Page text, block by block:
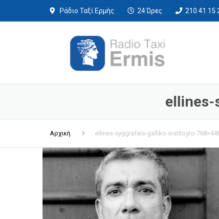
Ράδιο Ταξί Ερμής 24 Ώρες 210 41 15
Αρχική ellines-syggrafeis-galliko-institoyto-